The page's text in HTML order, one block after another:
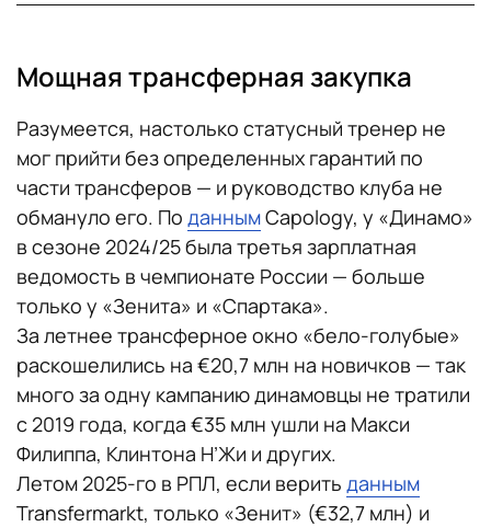
Мощная трансферная закупка
Разумеется, настолько статусный тренер не
мог прийти без определенных гарантий по
части трансферов — и руководство клуба не
обмануло его. По даннымCapology, у «Динамо»
в сезоне 2024/25 была третья зарплатная
ведомость в чемпионате России — больше
только у «Зенита» и «Спартака».
За летнее трансферное окно «бело-голубые»
раскошелились на €20,7 млн на новичков — так
много за одну кампанию динамовцы не тратили
с 2019 года, когда €35 млн ушли на Макси
Филиппа, Клинтона Н’Жи и других.
Летом 2025-го в РПЛ, если верить данным
Transfermarkt, только «Зенит» (€32,7 млн) и